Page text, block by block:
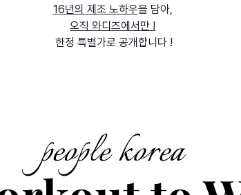
16년의 제조 노하우을 담아,
오직 와디즈에서만 !
한정 특별가로 공개합니다 !